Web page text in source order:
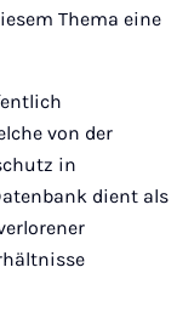
Thema eine
von der
in
dient als